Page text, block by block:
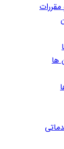
مقررات
ها